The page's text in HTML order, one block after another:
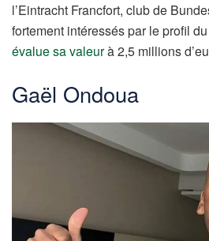
l’Eintracht Francfort, club de
fortement intéressés par le profil
évalue sa valeurà 2,5 millions
Gaël Ondoua